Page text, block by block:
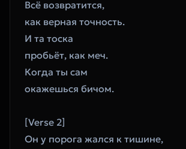
Всё возвратится,
как верная точность.
И та тоска
пробьёт, как меч.
Когда ты сам
окажешься бичом.
[Verse 2]
Он у порога жался к тишине,